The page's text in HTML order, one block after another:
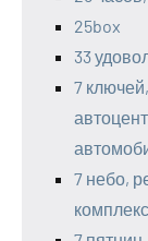
25box
33
7
7 небо,
комплекс